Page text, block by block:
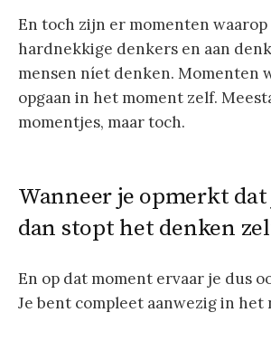
En toch zijn er momenten waarop
hardnekkige denkers en aan
mensen níet denken. Momenten
opgaan in het moment zelf.
momentjes, maar toch.
Wanneer je opmerkt
dan stopt het denken
En op dat moment ervaar je dus
Je bent compleet aanwezig in het